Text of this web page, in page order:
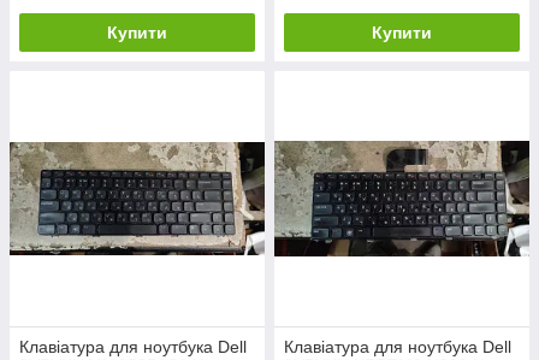
Купити Купити
Клавіатура для ноутбука Dell
Клавіатура для ноутбука Dell